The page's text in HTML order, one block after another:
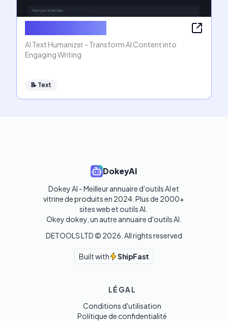
AI Text Humanizer - Transform AI Content into
Engaging Writing
📝 Text
DokeyAI
Dokey AI - Meilleur annuaire d'outils AI et
vitrine de produits en 2024. Plus de 2000+
sites web et outils AI.
Okey dokey, un autre annuaire d'outils AI.
DETOOLS LTD © 2026 . All rights reserved
Built with ShipFast
LÉGAL
Conditions d'utilisation
Politique de confidentialité